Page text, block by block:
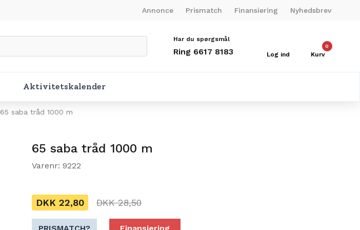
Annonce Prismatch Finansiering Nyhedsbrev
Har du spørgsmål
Ring 6617 8183 Log ind
0
Kurv
Aktivitetskalender
65 saba tråd 1000 m
65 saba tråd 1000 m
Varenr: 9222
DKK 22,80 DKK 28,50